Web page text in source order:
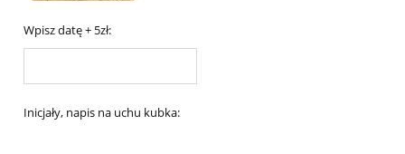
Wpisz datę + 5zł:
Inicjały, napis na uchu kubka: